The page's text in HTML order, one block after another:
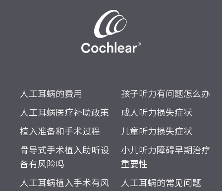
人工耳蜗的费用
人工耳蜗医疗补助政策
植入准备和手术过程
骨导式手术植入助听设
备有风险吗
人工耳蜗植入手术有风
孩子听力有问题怎么办
成人听力损失症状
儿童听力损失症状
小儿听力障碍早期治疗
重要性
人工耳蜗的常见问题